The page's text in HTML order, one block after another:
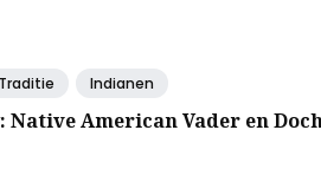
Traditie Indianen
Native American Vader en